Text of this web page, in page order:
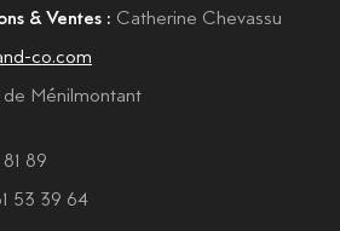
& Ventes : Catherine Chevassu
co.com
de Ménilmontant
89
53 39 64